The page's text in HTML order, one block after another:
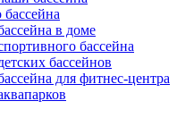
в доме
бассейна
бассейнов
для фитнес-центра